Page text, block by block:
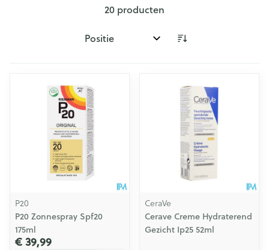
20 producten
Sorteer op:
P20
P20 Zonnespray Spf20
175ml
€ 39,99
CeraVe
Cerave Creme Hydraterend
Gezicht Ip25 52ml